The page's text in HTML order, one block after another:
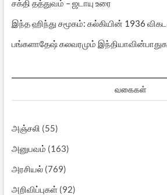
சக்தி தத்துவம் – ஜடாயு உரை
இந்த ஹிந்து சமூகம்: கல்கியின் 1936
பங்களாதேஷ் கலவரமும்
வகைகள்
அஞ்சலி (55)
அனுபவம் (163)
அரசியல்(769)
அறிவிப்புகள்(92)